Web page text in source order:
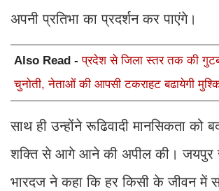
अपनी प्रतिभा का प्रदर्शन कर पाएंगे।
Also Read -प्रदेश से जिला स्तर तक की
चुनोती, नेताओं की आपसी टकराहट बढायेगी
साथ ही उन्होंने रूढिवादी मानसिकता को
शक्ति से आगे आने की अपील की। जयपुर
भारदज ने कहा कि हर किसी के जीवन में